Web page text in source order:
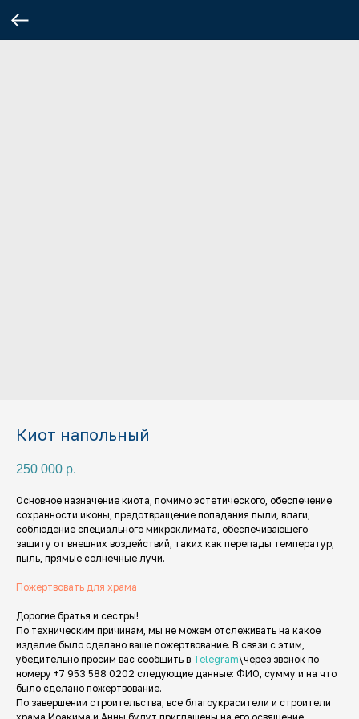
Киот напольный
250 000 р.
Основное назначение киота, помимо эстетического, обеспечение
сохранности иконы, предотвращение попадания пыли, влаги,
соблюдение специального микроклимата, обеспечивающего
защиту от внешних воздействий, таких как перепады температур,
пыль, прямые солнечные лучи.
Пожертвовать для храма
Дорогие братья и сестры!
По техническим причинам, мы не можем отслеживать на какое
изделие было сделано ваше пожертвование. В связи с этим,
убедительно просим вас сообщить в Telegram\через звонок по
номеру +7 953 588 0202 следующие данные: ФИО, сумму и на что
было сделано пожертвование.
По завершении строительства, все благоукрасители и строители